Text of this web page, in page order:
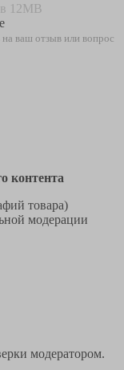
12MB
ваш отзыв или вопрос
контента
товара)
модерации
модератором.